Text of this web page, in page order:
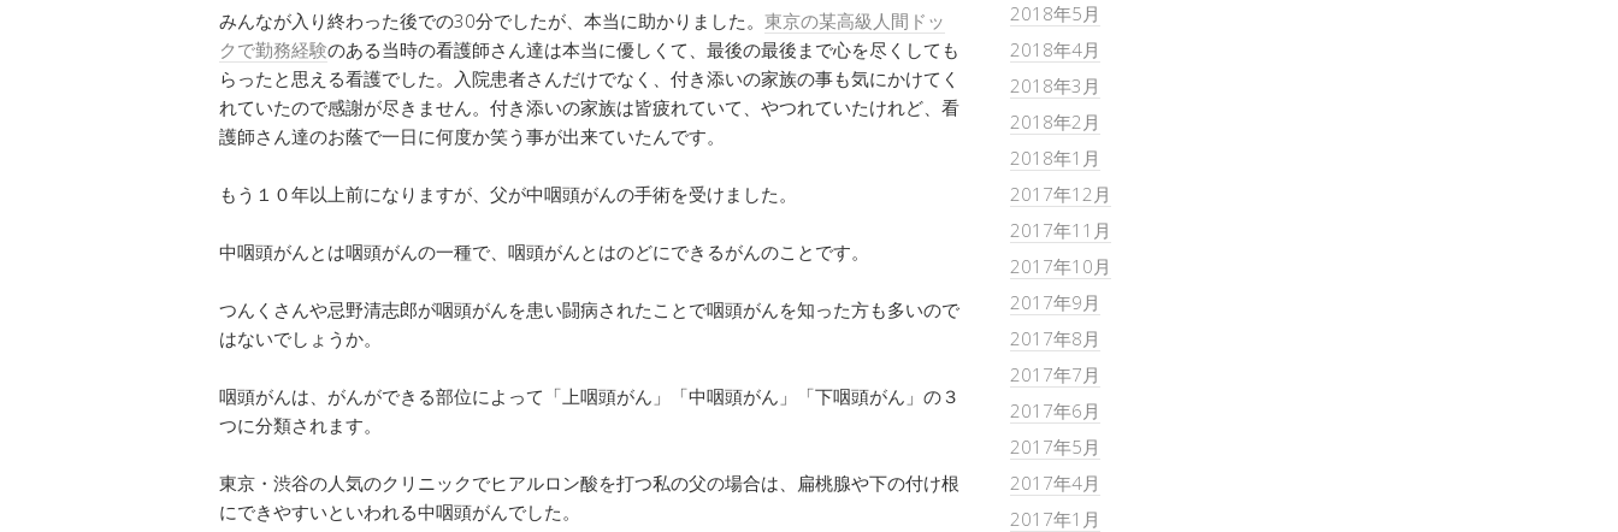
みんなが入り終わった後での30分でしたが、本当に助かりました。 東京の某高級人間ドッ
クで勤務経験のある当時の看護師さん達は本当に優しくて、最後の最後まで心を尽くしても
らったと思える看護でした。入院患者さんだけでなく、付き添いの家族の事も気にかけてく
れていたので感謝が尽きません。付き添いの家族は皆疲れていて、やつれていたけれど、看
護師さん達のお蔭で一日に何度か笑う事が出来ていたんです。
もう１０年以上前になりますが、父が中咽頭がんの手術を受けました。
中咽頭がんとは咽頭がんの一種で、咽頭がんとはのどにできるがんのことです。
つんくさんや忌野清志郎が咽頭がんを患い闘病されたことで咽頭がんを知った方も多いので
はないでしょうか。
咽頭がんは、がんができる部位によって「上咽頭がん」「中咽頭がん」「下咽頭がん」の３
つに分類されます。
東京・渋谷の人気のクリニックでヒアルロン酸を打つ私の父の場合は、扁桃腺や下の付け根
にできやすいといわれる中咽頭がんでした。
2018年5月
2018年4月
2018年3月
2018年2月
2018年1月
2017年12月
2017年11月
2017年10月
2017年9月
2017年8月
2017年7月
2017年6月
2017年5月
2017年4月
2017年1月